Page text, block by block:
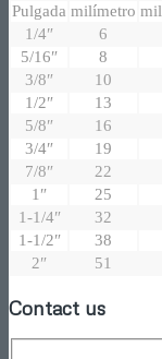
Pulgada milímetro
1/4″
6
5/16″
8
3/8″
10
1/2″
13
5/8″
16
3/4″
19
7/8″
22
1″
25
1-1/4″
32
1-1/2″
38
2″
51
Contact us